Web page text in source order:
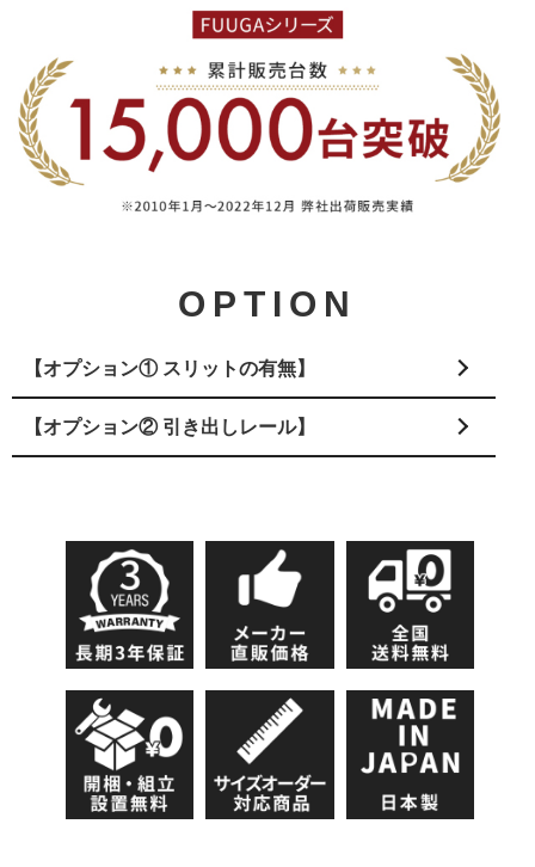
OPTION
【オプション① スリットの有無】
【オプション② 引き出しレール】